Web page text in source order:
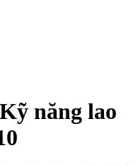
năng lao